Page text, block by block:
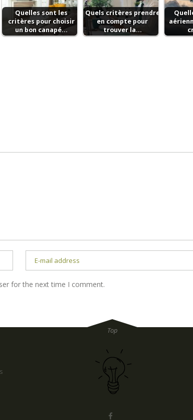
Quelles sont les
critères pour choisir
un bon canapé…
Quels critères prendre
en compte pour
trouver la…
for the next time I comment.